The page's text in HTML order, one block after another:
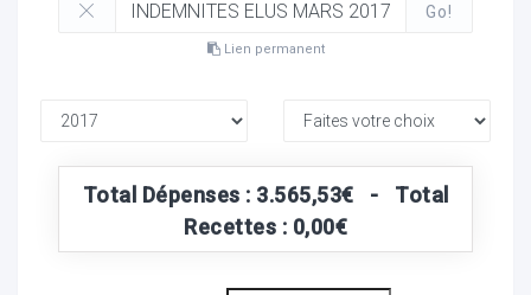
Go!
Lien permanent
Total Dépenses : 3.565,53€ - Total
Recettes : 0,00€